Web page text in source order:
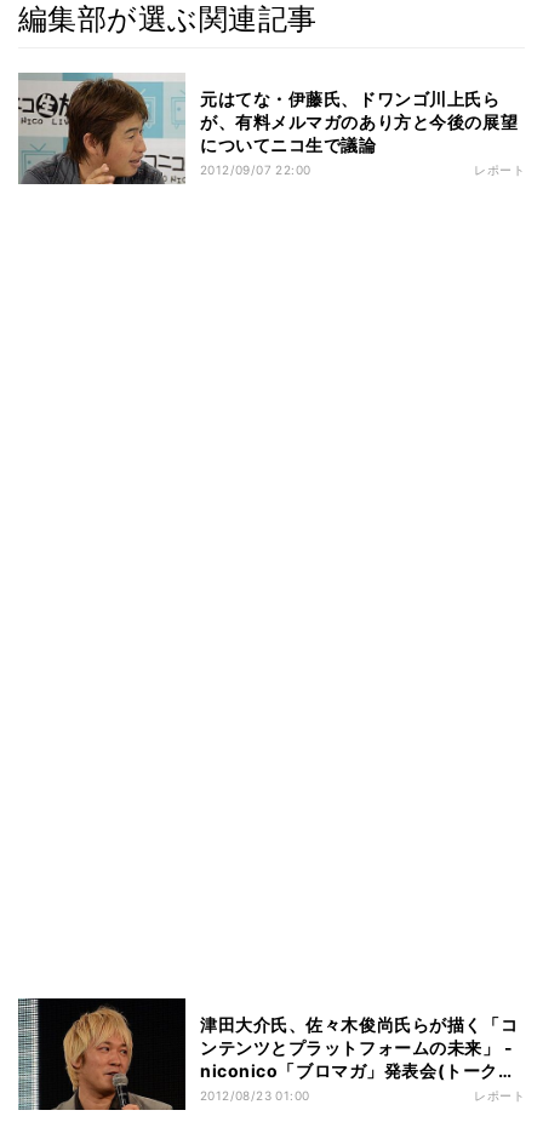
編集部が選ぶ関連記事
元はてな・伊藤氏、ドワンゴ川上氏ら
が、有料メルマガのあり方と今後の展望
についてニコ生で議論
2012/09/07 22:00 レポート
津田大介氏、佐々木俊尚氏らが描く「コ
ンテンツとプラットフォームの未来」 -
niconico「ブロマガ」発表会(トーク全
文書き起こし)
2012/08/23 01:00 レポート